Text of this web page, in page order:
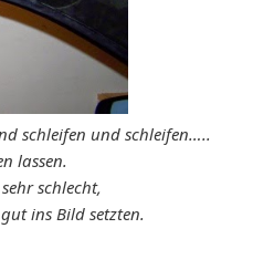
schleifen und schleifen…..
lassen.
schlecht,
ins Bild setzten.